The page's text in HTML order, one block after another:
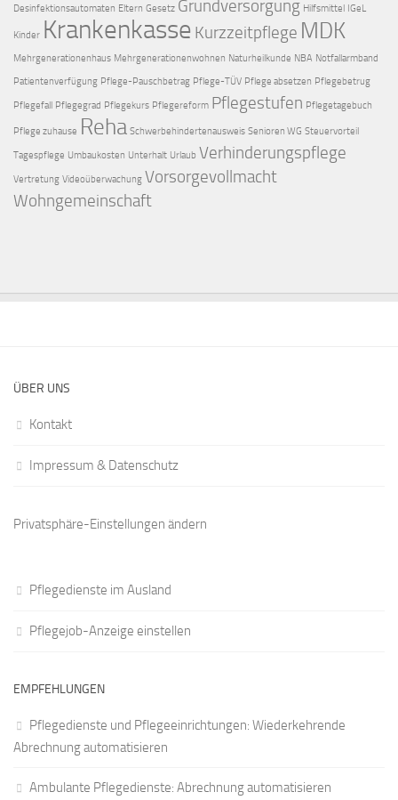
Desinfektionsautomaten Eltern Gesetz Grundversorgung Hilfsmittel IGeL
Kinder Krankenkasse Kurzzeitpflege MDK
Mehrgenerationenhaus Mehrgenerationenwohnen Naturheilkunde NBA Notfallarmband
Patientenverfügung Pflege-Pauschbetrag Pflege-TÜV Pflege absetzen Pflegebetrug
Pflegefall Pflegegrad Pflegekurs Pflegereform Pflegestufen Pflegetagebuch
Pflege zuhause Reha Schwerbehindertenausweis Senioren WG Steuervorteil
Tagespflege Umbaukosten Unterhalt Urlaub Verhinderungspflege
Vertretung Videoüberwachung Vorsorgevollmacht
Wohngemeinschaft
ÜBER UNS
Kontakt
Impressum & Datenschutz
Privatsphäre-Einstellungen ändern
Pflegedienste im Ausland
Pflegejob-Anzeige einstellen
EMPFEHLUNGEN
Pflegedienste und Pflegeeinrichtungen: Wiederkehrende
Abrechnung automatisieren
Ambulante Pflegedienste: Abrechnung automatisieren